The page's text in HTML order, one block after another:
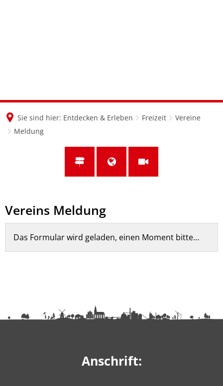
Sie sind hier: Entdecken & Erleben Freizeit
Vereine
Meldung
Meldung
Vereins Meldung
Das Formular wird geladen, einen Moment bitte…
Anschrift: